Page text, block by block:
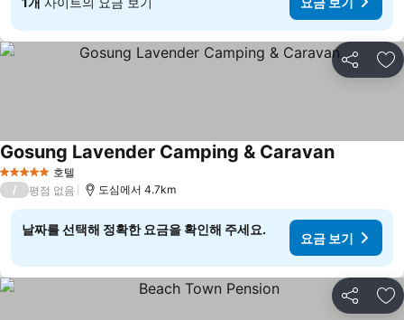
공유 즐
5 성급 호텔
Gosung Lavender Camping & Caravan
/ 평점 없음 도심에서 4.7km
날짜를 선택해 정확한 요금을 확인해 주세요.
요금 보기
공유 즐